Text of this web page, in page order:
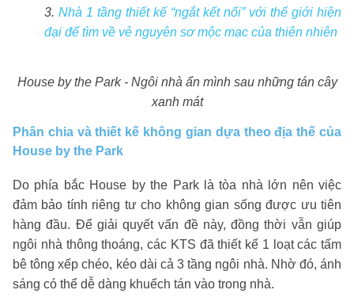
3. Nhà 1 tầng thiết kế “ngắt kết nối” với thế giới hiện
đại để tìm về vẻ nguyên sơ mộc mạc của thiên nhiên
House by the Park - Ngôi nhà ẩn mình sau những tán cây
xanh mát
Phân chia và thiết kế không gian dựa theo địa thế của
House by the Park
Do phía bắc House by the Park là tòa nhà lớn nên việc
đảm bảo tính riêng tư cho không gian sống được ưu tiên
hàng đầu. Để giải quyết vấn đề này, đồng thời vẫn giúp
ngôi nhà thông thoáng, các KTS đã thiết kế 1 loạt các tấm
bê tông xếp chéo, kéo dài cả 3 tầng ngôi nhà. Nhờ đó, ánh
sáng có thể dễ dàng khuếch tán vào trong nhà.